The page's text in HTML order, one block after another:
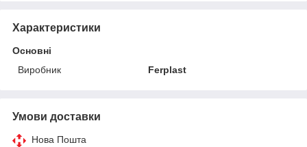
Характеристики
Основні
Виробник
Ferplast
Умови доставки
Нова Пошта